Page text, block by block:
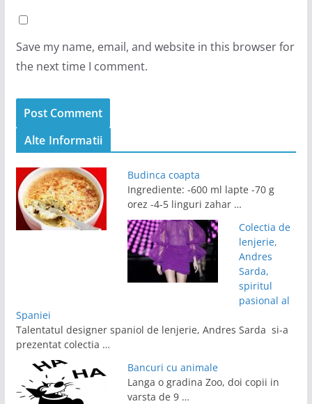
Save my name, email, and website in this browser for
the next time I comment.
Alte Informatii
Budinca coapta
Ingrediente: -600 ml lapte -70 g
orez -4-5 linguri zahar …
Colectia de
lenjerie,
Andres
Sarda,
spiritul
pasional al
Spaniei
Talentatul designer spaniol de lenjerie, Andres Sarda si-a
prezentat colectia …
Bancuri cu animale
Langa o gradina Zoo, doi copii in
varsta de 9 …